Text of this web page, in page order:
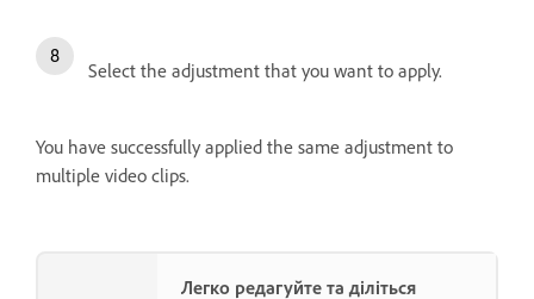
Select the adjustment that you want to apply.
You have successfully applied the same adjustment to
multiple video clips.
Легко редагуйте та діліться